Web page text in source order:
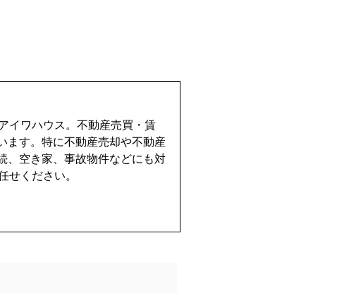
イワハウス。不動産売買・賃
ます。特に不動産売却や不動産
、空き家、事故物件などにも対
ください。